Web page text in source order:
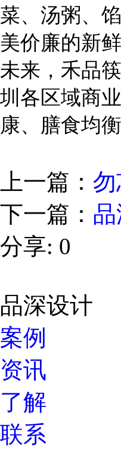
菜、汤粥、
美价廉的新
未来，禾品
圳各区域商
康、膳食均
上一篇：
下一篇：
分享: 0
品深设计
案例
资讯
了解
联系